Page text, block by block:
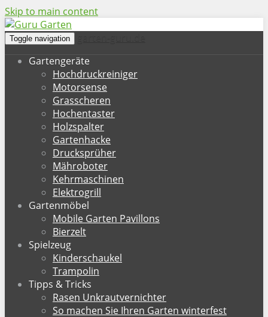
Skip to main content
Toggle navigation
Gartengeräte
Hochdruckreiniger
Motorsense
Grasscheren
Hochentaster
Holzspalter
Gartenhacke
Drucksprüher
Mähroboter
Kehrmaschinen
Elektrogrill
Gartenmöbel
Mobile Garten Pavillons
Bierzelt
Spielzeug
Kinderschaukel
Trampolin
Tipps & Tricks
Rasen Unkrautvernichter
So machen Sie Ihren Garten winterfest